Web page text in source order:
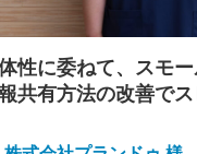
性に委ねて、スモ
共有方法の改善で